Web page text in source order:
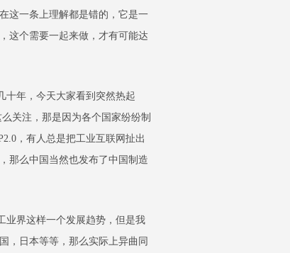
这一条上理解都是错的，它是一
这个需要一起来做，才有可能达
年，今天大家看到突然热起
关注，那是因为各个国家纷纷制
，有人总是把工业互联网扯出
那么中国当然也发布了中国制造
界这样一个发展趋势，但是我
，日本等等，那么实际上异曲同